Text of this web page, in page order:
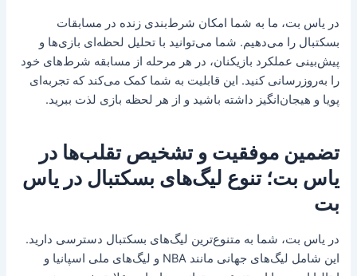
در یاس بت، ما به شما امکان شرط‌بندی زنده در مسابقات
بسکتبال را می‌دهیم. شما می‌توانید با تحلیل لحظه‌ای بازی‌ها و
پیش‌بینی عملکرد بازیکنان، در هر مرحله از مسابقه شرط‌های خود
را به‌روزرسانی کنید. این قابلیت به شما کمک می‌کند که تجربه‌ای
پویا و هیجان‌انگیز داشته باشید و از هر لحظه بازی لذت ببرید.
تضمین موفقیت و تشخیص تقلب‌ها در
یاس بت؛ تنوع لیگ‌های بسکتبال در یاس
بت
در یاس بت، شما به متنوع‌ترین لیگ‌های بسکتبال دسترسی دارید.
این شامل لیگ‌های جهانی مانند NBA و لیگ‌های ملی اسپانیا و